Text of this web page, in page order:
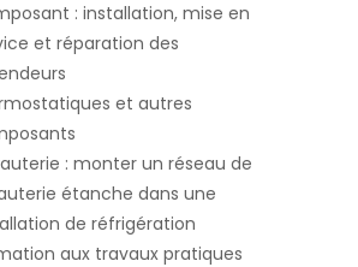
: installation, mise en
et réparation des
et autres
: monter un réseau de
étanche dans une
de réfrigération
aux travaux pratiques